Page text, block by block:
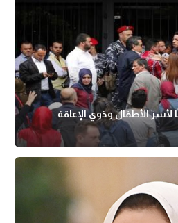
لأسر الأطفال وذوي الإعاقة